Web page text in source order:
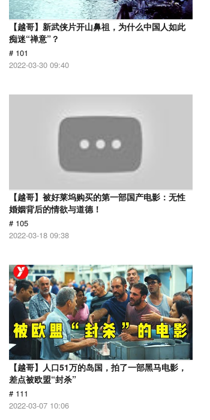
【越哥】新武侠片开山鼻祖，为什么中国人如此
痴迷“禅意”？
# 101
2022-03-30 09:40
【越哥】被好莱坞购买的第一部国产电影：无性
婚姻背后的情欲与道德！
# 105
2022-03-18 09:38
【越哥】人口51万的岛国，拍了一部黑马电影，
差点被欧盟“封杀”
# 111
2022-03-07 10:06